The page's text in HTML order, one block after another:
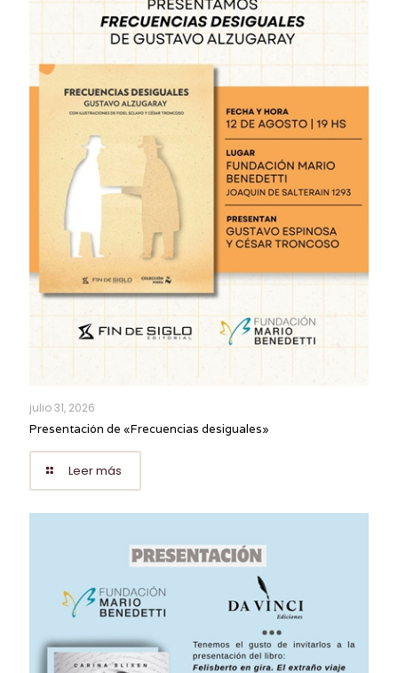
julio 31, 2026
Presentación de «Frecuencias desiguales»
Leer más